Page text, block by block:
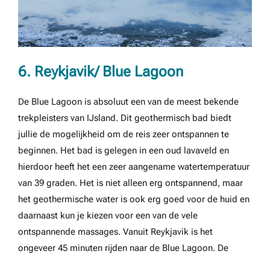
6. Reykjavik/ Blue Lagoon
De Blue Lagoon is absoluut een van de meest bekende
trekpleisters van IJsland. Dit geothermisch bad biedt
jullie de mogelijkheid om de reis zeer ontspannen te
beginnen. Het bad is gelegen in een oud lavaveld en
hierdoor heeft het een zeer aangename watertemperatuur
van 39 graden. Het is niet alleen erg ontspannend, maar
het geothermische water is ook erg goed voor de huid en
daarnaast kun je kiezen voor een van de vele
ontspannende massages. Vanuit Reykjavik is het
ongeveer 45 minuten rijden naar de Blue Lagoon. De